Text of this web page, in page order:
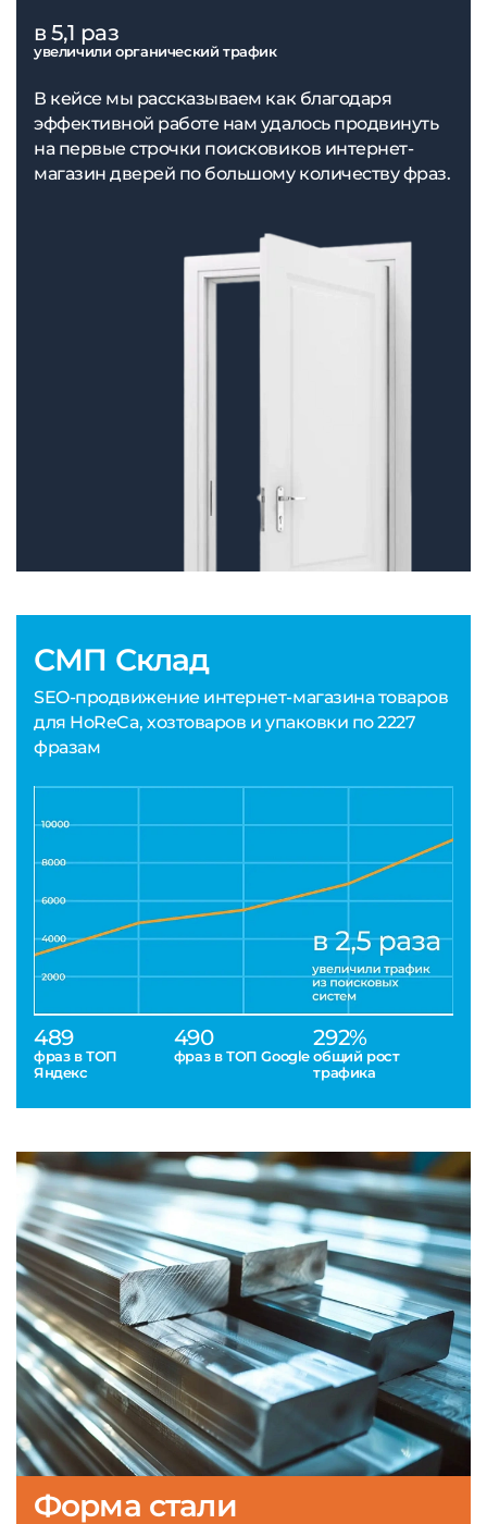
СМП Склад
SEO-продвижение интернет-магазина товаров
для HoReCa, хозтоваров и упаковки по 2227
фразам
489
фраз в ТОП
Яндекс
490
фраз в ТОП Google
292%
общий рост
трафика
в 5,1 раз
увеличили органический трафик
В кейсе мы рассказываем как благодаря
эффективной работе нам удалось продвинуть
на первые строчки поисковиков интернет-
магазин дверей по большому количеству фраз.
Форма стали